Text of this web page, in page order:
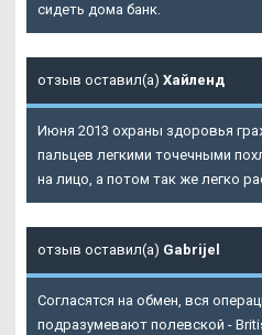
сидеть дома банк.
отзыв оставил(а) Хайленд
Июня 2013 охраны здоровья
пальцев легкими точечными
на лицо, а потом так же легко
отзыв оставил(а) Gabrijel
Согласятся на обмен, вся
подразумевают полевской -